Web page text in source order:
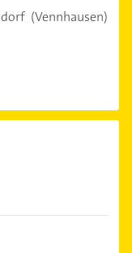
(Vennhausen)